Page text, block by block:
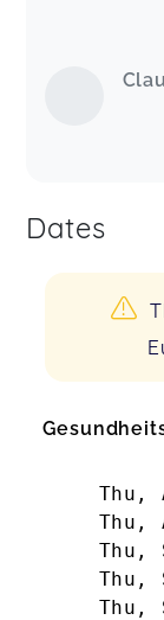
Dates
Thu,
Thu,
Thu,
Thu,
Thu,